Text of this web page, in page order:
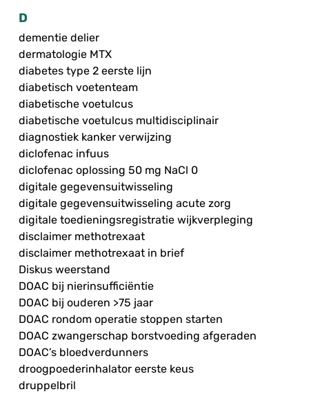
D
dementie delier
dermatologie MTX
diabetes type 2 eerste lijn
diabetisch voetenteam
diabetische voetulcus
diabetische voetulcus multidisciplinair
diagnostiek kanker verwijzing
diclofenac infuus
diclofenac oplossing 50 mg NaCl 0
digitale gegevensuitwisseling
digitale gegevensuitwisseling acute zorg
digitale toedieningsregistratie wijkverpleging
disclaimer methotrexaat
disclaimer methotrexaat in brief
Diskus weerstand
DOAC bij nierinsufficiëntie
DOAC bij ouderen >75 jaar
DOAC rondom operatie stoppen starten
DOAC zwangerschap borstvoeding afgeraden
DOAC’s bloedverdunners
droogpoederinhalator eerste keus
druppelbril